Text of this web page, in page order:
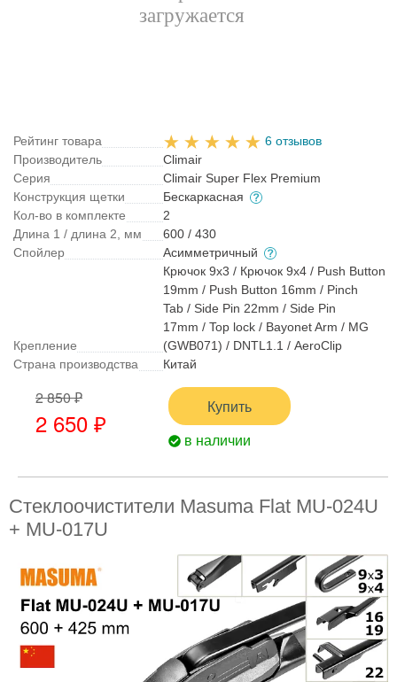
Рейтинг товара
6 отзывов
Производитель
Climair
Серия
Climair Super Flex Premium
Конструкция щетки
Бескаркасная
Кол-во в комплекте
2
Длина 1 / длина 2, мм
600 / 430
Спойлер
Асимметричный
Крепление
Крючок 9x3 / Крючок 9x4 / Push Button
19mm / Push Button 16mm / Pinch
Tab / Side Pin 22mm / Side Pin
17mm / Top lock / Bayonet Arm / MG
(GWB071) / DNTL1.1 / AeroClip
Страна производства
Китай
2 850 ₽
2 650 ₽
Купить
в наличии
Стеклоочистители Masuma Flat MU-024U
+ MU-017U